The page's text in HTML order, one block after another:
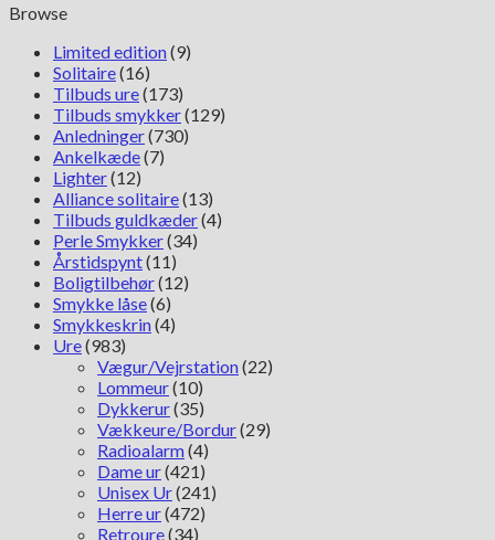
8ER
antal
Browse
Limited edition(9)
Solitaire(16)
Tilbuds ure(173)
Tilbuds smykker(129)
Anledninger(730)
Ankelkæde(7)
Lighter(12)
Alliance solitaire(13)
Tilbuds guldkæder(4)
Perle Smykker(34)
Årstidspynt(11)
Boligtilbehør(12)
Smykke låse(6)
Smykkeskrin(4)
Ure(983)
Vægur/Vejrstation(22)
Lommeur(10)
Dykkerur(35)
Vækkeure/Bordur(29)
Radioalarm(4)
Dame ur(421)
Unisex Ur(241)
Herre ur(472)
Retroure(34)